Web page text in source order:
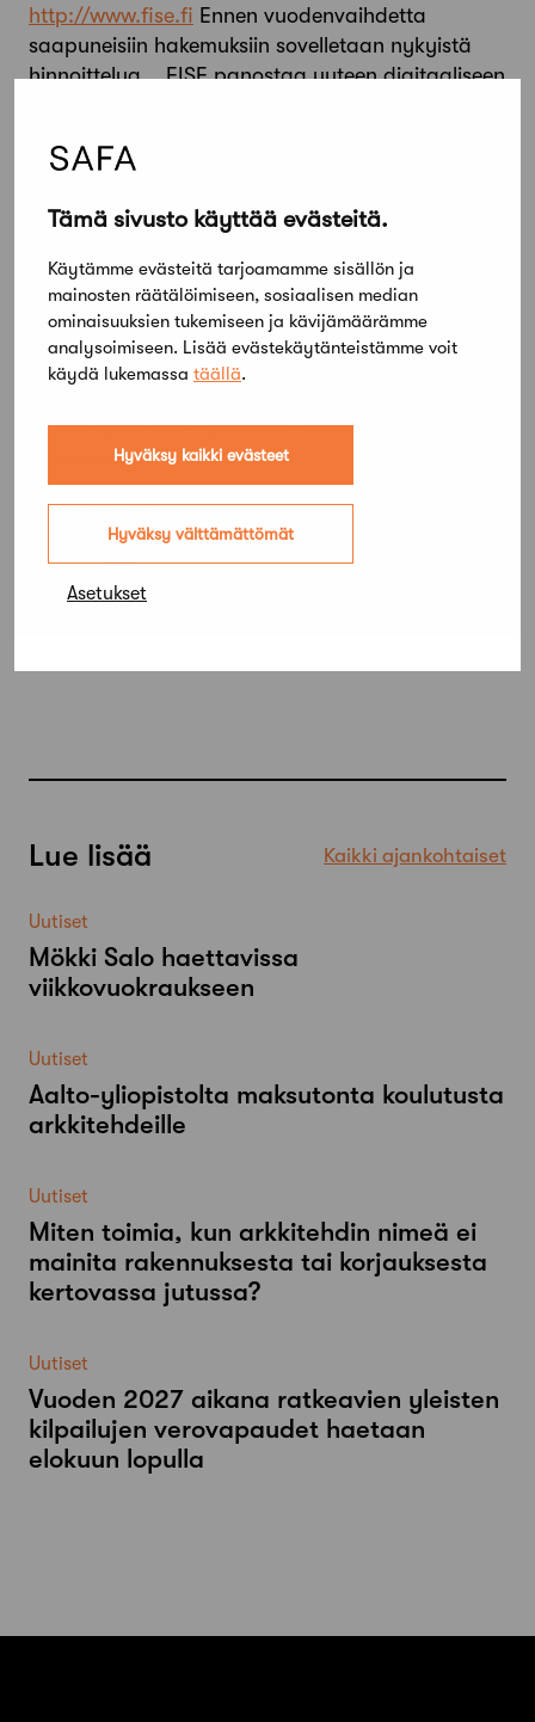
Tämä sivusto käyttää evästeitä.
Käytämme evästeitä tarjoamamme sisällön ja
mainosten räätälöimiseen, sosiaalisen median
ominaisuuksien tukemiseen ja kävijämäärämme
analysoimiseen. Lisää evästekäytänteistämme voit
käydä lukemassa täällä.
Hyväksy kaikki evästeet
Hyväksy välttämättömät
Asetukset
http://www.fise.fi Ennen vuodenvaihdetta
saapuneisiin hakemuksiin sovelletaan nykyistä
hinnoittelua. FISE panostaa uuteen digitaaliseen
pätevyydet tuodaan uuteen palveluun
tekemistä ja omien tietojen ajantasaista
Lisätietoa:
Marita Mäkinen, toimitusjohtaja, FISE Oy
marita.makinen
fise.fi
050 574 5099
eija.haapaniemi
fise.fi040 571 6045
Jaa artikkeli
Lue lisää Kaikki ajankohtaiset
Uutiset
Mökki Salo haettavissa
viikkovuokraukseen
Uutiset
Aalto-​yliopistolta maksutonta koulutusta
arkkitehdeille
Uutiset
Miten toimia, kun arkkitehdin nimeä ei
mainita rakennuksesta tai korjauksesta
kertovassa jutussa?
Uutiset
Vuoden 2027 aikana ratkeavien yleisten
kilpailujen verovapaudet haetaan
elokuun lopulla